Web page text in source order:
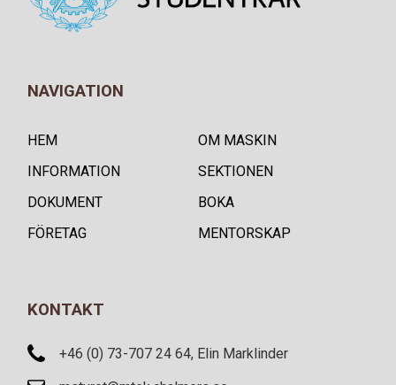
NAVIGATION
HEM
OM MASKIN
INFORMATION
SEKTIONEN
DOKUMENT
BOKA
FÖRETAG
MENTORSKAP
KONTAKT
+46 (0) 73-707 24 64, Elin Marklinder